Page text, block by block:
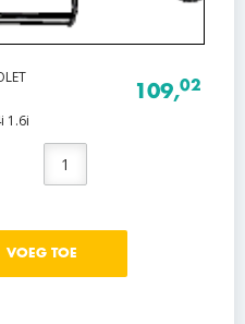
1.6i
109,02
VOEG TOE